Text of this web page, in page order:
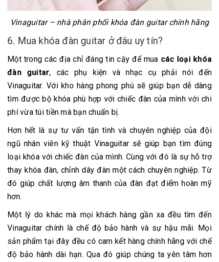
Vinaguitar – nhà phân phối khóa đàn guitar chính hãng
6. Mua khóa đàn guitar ở đâu uy tín?
Một trong các địa chỉ đáng tin cậy để mua các loại khóa
đàn guitar, các phụ kiện và nhạc cụ phải nói đến
Vinaguitar. Với kho hàng phong phú sẽ giúp bạn dễ dàng
tìm được bộ khóa phù hợp với chiếc đàn của mình với chi
phí vừa túi tiền mà bạn chuẩn bị.
Hơn hết là sự tư vấn tận tình và chuyên nghiệp của đội
ngũ nhân viên kỹ thuật Vinaguitar sẽ giúp bạn tìm đúng
loại khóa với chiếc đàn của mình. Cùng với đó là sự hỗ trợ
thay khóa đàn, chỉnh dây đàn một cách chuyên nghiệp. Từ
đó giúp chất lượng âm thanh của đàn đạt điểm hoàn mỹ
hơn.
Một lý do khác mà mọi khách hàng gần xa đều tìm đến
Vinaguitar chính là chế độ bảo hành và sự hậu mãi. Mọi
sản phẩm tại đây đều có cam kết hàng chính hãng với chế
độ bảo hành dài hạn. Qua đó giúp chúng ta yên tâm hơn